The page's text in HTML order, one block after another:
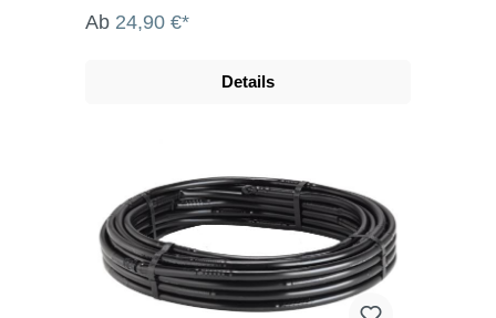
Ab 24,90 €*
Details